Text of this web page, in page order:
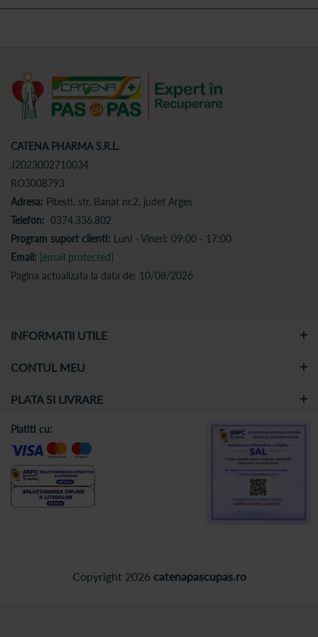
CATENA PHARMA S.R.L.
J2023002710034
RO3008793
Adresa: Pitesti, str. Banat nr.2, judet Arges
Telefon: 0374.336.802
Program suport clienti: Luni - Vineri: 09:00 - 17:00
Email: [email protected]
Pagina actualizata la data de: 10/08/2026
INFORMATII UTILE
CONTUL MEU
PLATA SI LIVRARE
Copyright 2026 catenapascupas.ro
Platiti cu: